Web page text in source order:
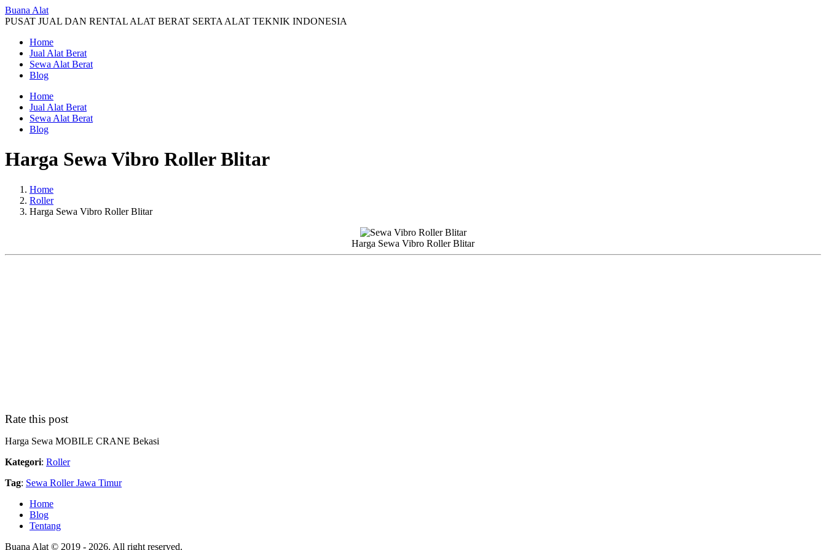
Buana Alat
PUSAT JUAL DAN RENTAL ALAT BERAT SERTA ALAT TEKNIK INDONESIA
Home
Jual Alat Berat
Sewa Alat Berat
Blog
Home
Jual Alat Berat
Sewa Alat Berat
Blog
Harga Sewa Vibro Roller Blitar
Home
Roller
Harga Sewa Vibro Roller Blitar
Harga Sewa Vibro Roller Blitar
Rate this post
Harga Sewa MOBILE CRANE Bekasi
Kategori: Roller
Tag: Sewa Roller Jawa Timur
Home
Blog
Tentang
Buana Alat © 2019 - 2026. All right reserved.